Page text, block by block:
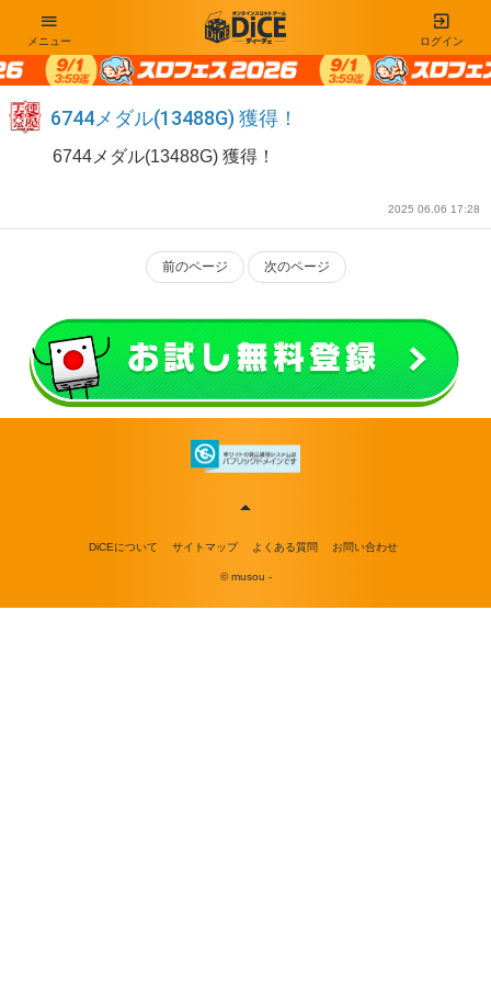
ログイン
メニュー
6744メダル(13488G) 獲得！
6744メダル(13488G) 獲得！
2025 06.06 17:28
前のページ 次のページ
DiCEについて サイトマップ よくある質問 お問い合わせ
© musou -